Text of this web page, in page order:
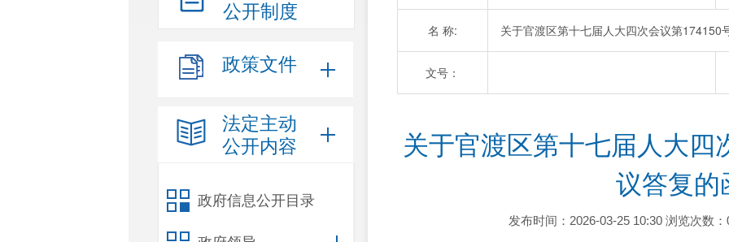
公开制度
政策文件
法定主动
公开内容
政府信息公开目录
名 称: 关于官渡区第十七届人大四次会议第174150
文号：
关于官渡区第十七届人大四
议答复的
发布时间：2026-03-25 10:30 浏览次数：